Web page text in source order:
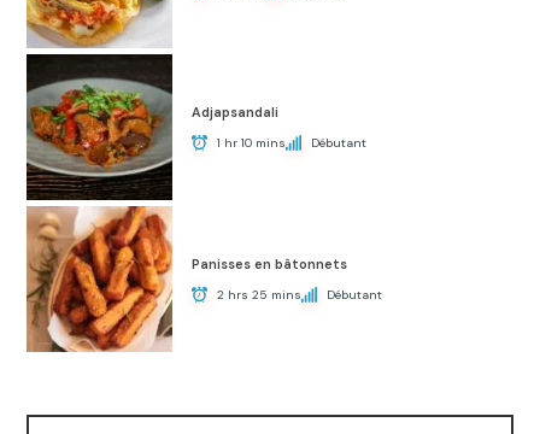
Adjapsandali
1 hr 10 mins Débutant
Panisses en bâtonnets
2 hrs 25 mins Débutant